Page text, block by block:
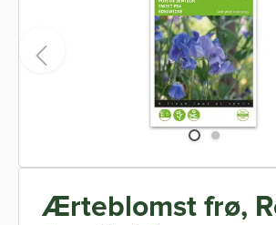
Ærteblomst frø,